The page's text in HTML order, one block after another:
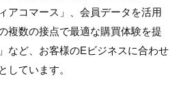
アコマース」、会員データを活用
複数の接点で最適な購買体験を提
など、お客様のEビジネスに合わせ
しています。